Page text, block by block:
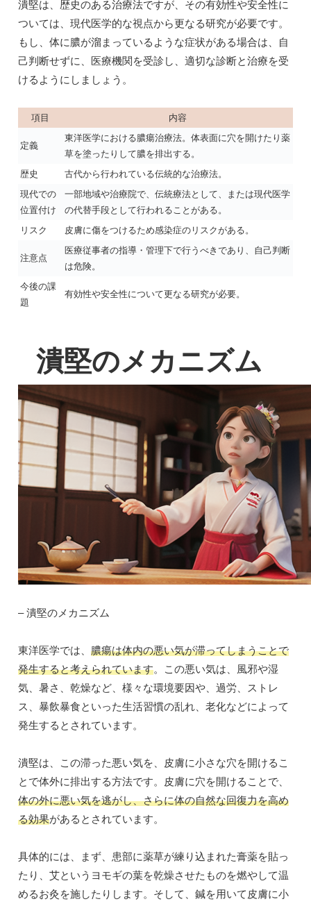
潰堅は、歴史のある治療法ですが、その有効性や安全性に
ついては、現代医学的な視点から更なる研究が必要です。
もし、体に膿が溜まっているような症状がある場合は、自
己判断せずに、医療機関を受診し、適切な診断と治療を受
けるようにしましょう。
項目 内容
定義
東洋医学における膿瘍治療法。体表面に穴を開けたり薬
草を塗ったりして膿を排出する。
歴史
古代から行われている伝統的な治療法。
現代での
位置付け
一部地域や治療院で、伝統療法として、または現代医学
の代替手段として行われることがある。
リスク
皮膚に傷をつけるため感染症のリスクがある。
注意点
医療従事者の指導・管理下で行うべきであり、自己判断
は危険。
今後の課
題
有効性や安全性について更なる研究が必要。
潰堅のメカニズム
– 潰堅のメカニズム
東洋医学では、 膿瘍は体内の悪い気が滞ってしまうことで
発生すると考えられています。この悪い気は、風邪や湿
気、暑さ、乾燥など、様々な環境要因や、過労、ストレ
ス、暴飲暴食といった生活習慣の乱れ、老化などによって
発生するとされています。
潰堅は、この滞った悪い気を、皮膚に小さな穴を開けるこ
とで体外に排出する方法です。皮膚に穴を開けることで、
体の外に悪い気を逃がし、さらに体の自然な回復力を高め
る効果があるとされています。
具体的には、まず、患部に薬草が練り込まれた膏薬を貼っ
たり、艾というヨモギの葉を乾燥させたものを燃やして温
めるお灸を施したりします。そして、鍼を用いて皮膚に小